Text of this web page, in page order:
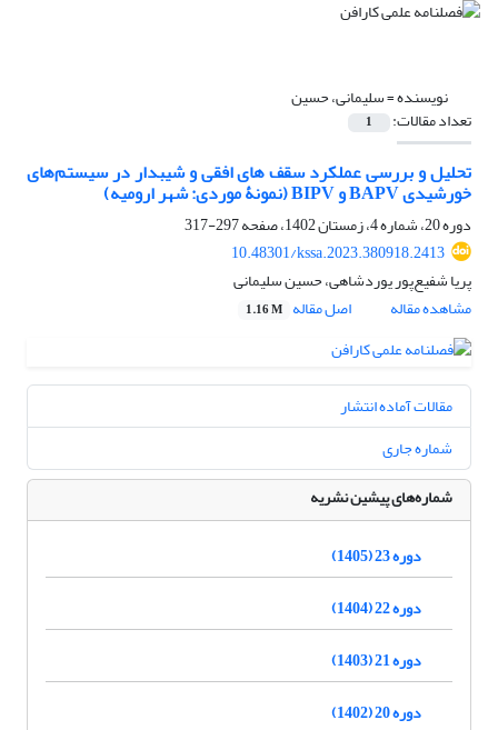
نویسنده =سلیمانی، حسین
تعداد مقالات: 1
تحلیل و بررسی عملکرد سقف ‌های افقی و شیبدار در سیستم‌های
خورشیدی BAPV و BIPV (نمونۀ موردی: شهر ارومیه)
دوره 20، شماره 4، زمستان 1402، صفحه
297-317
10.48301/kssa.2023.380918.2413
پریا شفیع‌پور یوردشاهی، حسین سلیمانی
مشاهده مقاله
اصل مقاله 1.16 M
مقالات آماده انتشار
شماره جاری
شماره‌های پیشین نشریه
دوره 23 (1405)
دوره 22 (1404)
دوره 21 (1403)
دوره 20 (1402)